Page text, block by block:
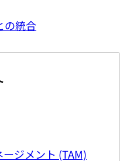
の統合
ジメント (TAM)